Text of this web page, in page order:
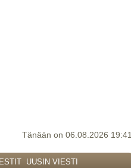
Tänään on 06.08.2026 19:41
UUSIN VIESTI